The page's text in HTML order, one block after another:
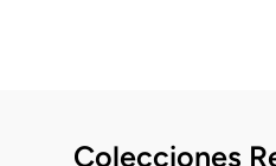
Colecciones